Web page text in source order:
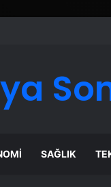
Duruşmasına Çevrildi
SAĞLIK